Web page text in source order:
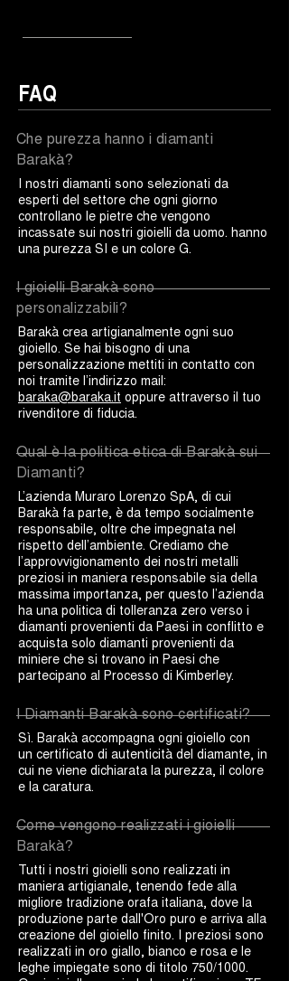
FAQ
Che purezza hanno i diamanti
Barakà?
I nostri diamanti sono selezionati da
esperti del settore che ogni giorno
controllano le pietre che vengono
incassate sui nostri gioielli da uomo. hanno
una purezza SI e un colore G.
I gioielli Barakà sono
personalizzabili?
Barakà crea artigianalmente ogni suo
gioiello. Se hai bisogno di una
personalizzazione mettiti in contatto con
noi tramite l’indirizzo mail:
baraka@baraka.it oppure attraverso il tuo
rivenditore di fiducia.
Qual è la politica etica di Barakà sui
Diamanti?
L’azienda Muraro Lorenzo SpA, di cui
Barakà fa parte, è da tempo socialmente
responsabile, oltre che impegnata nel
rispetto dell’ambiente. Crediamo che
l’approvvigionamento dei nostri metalli
preziosi in maniera responsabile sia della
massima importanza, per questo l’azienda
ha una politica di tolleranza zero verso i
diamanti provenienti da Paesi in conflitto e
acquista solo diamanti provenienti da
miniere che si trovano in Paesi che
partecipano al Processo di Kimberley.
I Diamanti Barakà sono certificati?
Sì. Barakà accompagna ogni gioiello con
un certificato di autenticità del diamante, in
cui ne viene dichiarata la purezza, il colore
e la caratura.
Come vengono realizzati i gioielli
Barakà?
Tutti i nostri gioielli sono realizzati in
maniera artigianale, tenendo fede alla
migliore tradizione orafa italiana, dove la
produzione parte dall'Oro puro e arriva alla
creazione del gioiello finito. I preziosi sono
realizzati in oro giallo, bianco e rosa e le
leghe impiegate sono di titolo 750/1000.